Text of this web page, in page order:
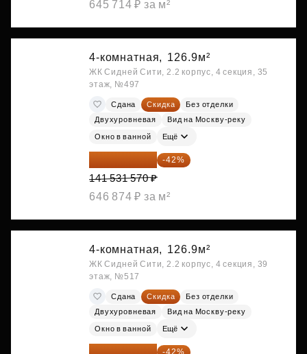
645 714 ₽ за м²
4-комнатная, 126.9м²
ЖК Сидней Сити, 2.2 корпус, 4 секция, 35
этаж, №497
Сдана Скидка
Без отделки
Двухуровневая
Вид на Москву-реку
Окно в ванной Ещё
82 088 311 ₽ -42%
141 531 570 ₽
646 874 ₽ за м²
4-комнатная, 126.9м²
ЖК Сидней Сити, 2.2 корпус, 4 секция, 39
этаж, №517
Сдана Скидка
Без отделки
Двухуровневая
Вид на Москву-реку
Окно в ванной Ещё
82 382 719 ₽ -42%